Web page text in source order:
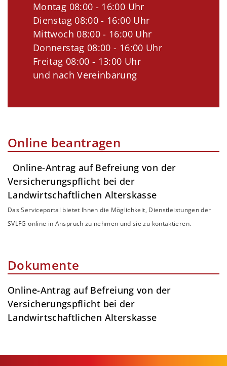
Montag 08:00 - 16:00 Uhr
Dienstag 08:00 - 16:00 Uhr
Mittwoch 08:00 - 16:00 Uhr
Donnerstag 08:00 - 16:00 Uhr
Freitag 08:00 - 13:00 Uhr
und nach Vereinbarung
Online beantragen
Online-Antrag auf Befreiung von der
Versicherungspflicht bei der
Landwirtschaftlichen Alterskasse
Das Serviceportal bietet Ihnen die Möglichkeit, Dienstleistungen der
SVLFG online in Anspruch zu nehmen und sie zu kontaktieren.
Dokumente
Online-Antrag auf Befreiung von der
Versicherungspflicht bei der
Landwirtschaftlichen Alterskasse